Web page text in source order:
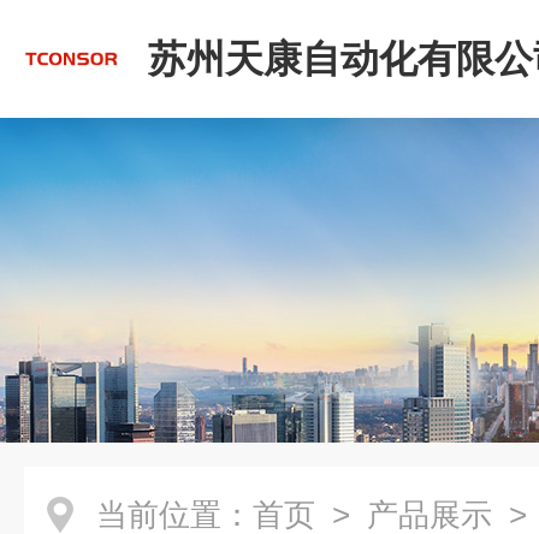
苏州天康自动化有限
当前位置： 首页 > 产品展示